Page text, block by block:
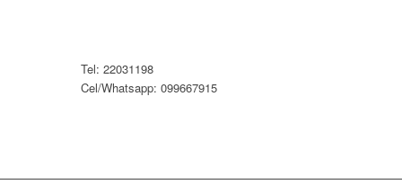
Tel: 22031198
Cel/Whatsapp: 099667915